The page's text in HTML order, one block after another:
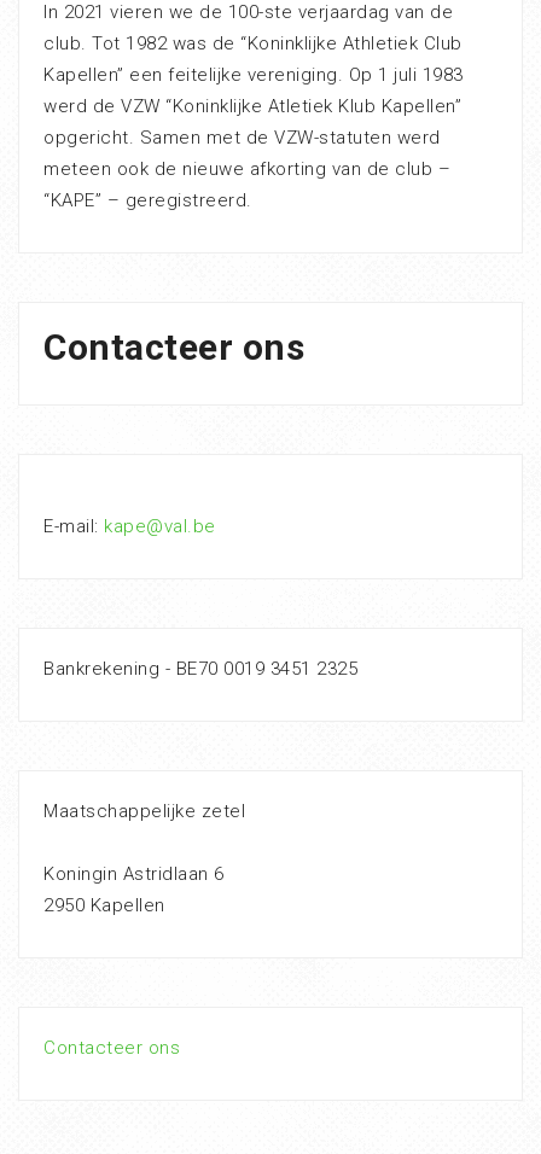
In 2021 vieren we de 100-ste verjaardag van de
club. Tot 1982 was de “Koninklijke Athletiek Club
Kapellen” een feitelijke vereniging. Op 1 juli 1983
werd de VZW “Koninklijke Atletiek Klub Kapellen”
opgericht. Samen met de VZW-statuten werd
meteen ook de nieuwe afkorting van de club –
“KAPE” – geregistreerd.
Contacteer ons
E-mail: kape@val.be
Bankrekening - BE70 0019 3451 2325
Maatschappelijke zetel
Koningin Astridlaan 6
2950 Kapellen
Contacteer ons